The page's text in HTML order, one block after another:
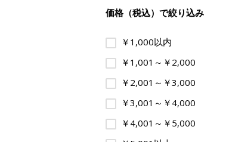
価格（税込）で絞り込み
￥1,000以内
￥1,001～￥2,000
￥2,001～￥3,000
￥3,001～￥4,000
￥4,001～￥5,000